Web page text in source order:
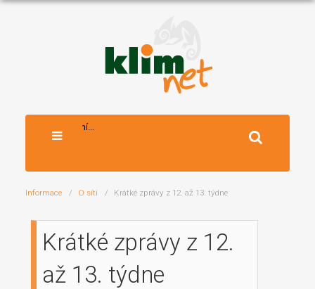
Vyhledávání...
Informace O síti Krátké zprávy z 12. až 13. týdne
Krátké zprávy z 12.
až 13. týdne